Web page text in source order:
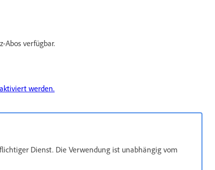
Abos verfügbar.
werden.
Dienst. Die Verwendung ist unabhängig vom